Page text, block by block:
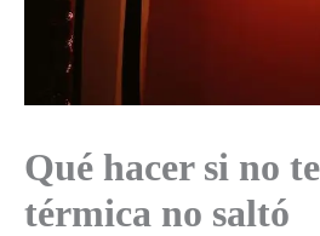
Qué hacer si no
térmica no saltó